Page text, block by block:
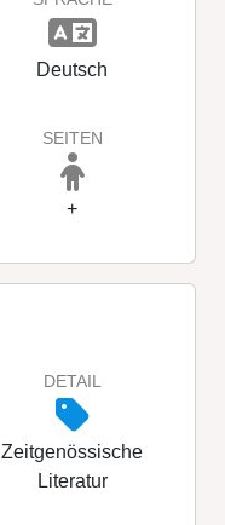
Deutsch
SEITEN
+
DETAIL
Zeitgenössische
Literatur